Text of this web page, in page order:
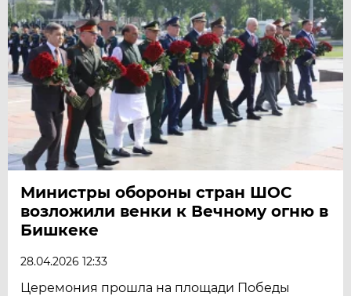
Министры обороны стран ШОС
возложили венки к Вечному огню в
Бишкеке
28.04.2026 12:33
Церемония прошла на площади Победы